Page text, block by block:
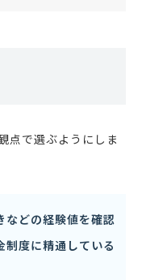
点で選ぶようにしま
などの経験値を確認
度に精通している